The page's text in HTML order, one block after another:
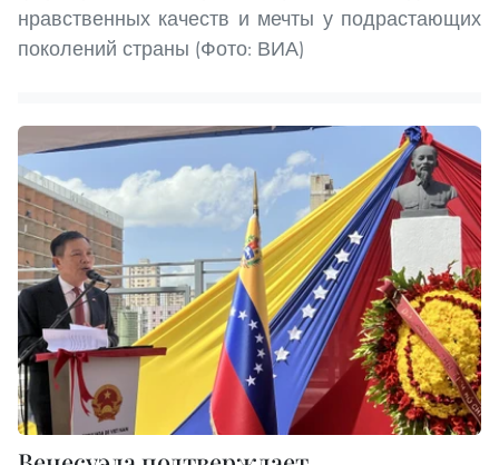
нравственных качеств и мечты у подрастающих
поколений страны (Фото: ВИА)